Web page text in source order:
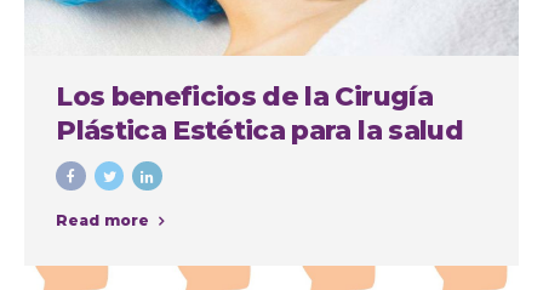
Los beneficios de la Cirugía
Plástica Estética para la salud
física y mental
Read more